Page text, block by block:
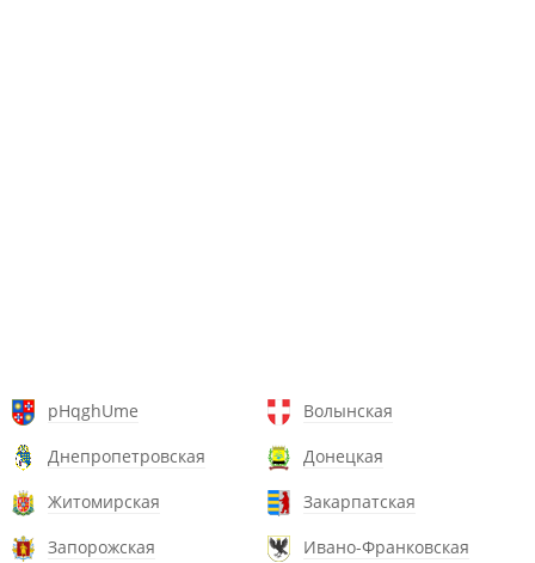
pHqghUme
Волынская
Днепропетровская
Донецкая
Житомирская
Закарпатская
Запорожская
Ивано-Франковская